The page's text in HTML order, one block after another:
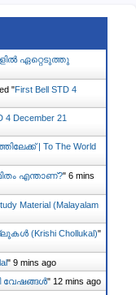
ഏറ്റെടുത്തു
"First Bell STD 4
4 December 21
| To The World
എന്താണ്?" 6 mins
Material (Malayalam
(Krishi Chollukal)"
" 9 mins ago
വേഷങ്ങൾ" 12 mins ago